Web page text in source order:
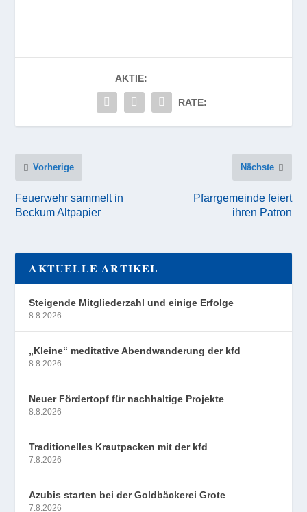
AKTIE:
RATE:
Vorherige
Feuerwehr sammelt in
Beckum Altpapier
Nächste
Pfarrgemeinde feiert
ihren Patron
AKTUELLE ARTIKEL
Steigende Mitgliederzahl und einige Erfolge
8.8.2026
„Kleine“ meditative Abendwanderung der kfd
8.8.2026
Neuer Fördertopf für nachhaltige Projekte
8.8.2026
Traditionelles Krautpacken mit der kfd
7.8.2026
Azubis starten bei der Goldbäckerei Grote
7.8.2026